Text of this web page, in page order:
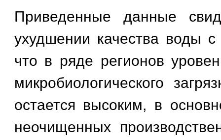
Приведенные данные
ухудшении качества воды
что в ряде регионов
микробиологического
остается высоким, в
неочищенных